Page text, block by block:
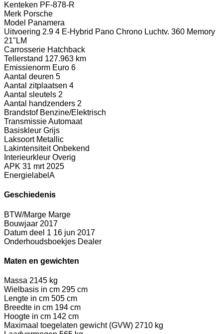
Kenteken PF-878-R
Merk Porsche
Model Panamera
Uitvoering 2.9 4 E-Hybrid Pano Chrono Luchtv. 360 Memory
21"LM
Carrosserie Hatchback
Tellerstand 127.963 km
Emissienorm Euro 6
Aantal deuren 5
Aantal zitplaatsen 4
Aantal sleutels 2
Aantal handzenders 2
Brandstof Benzine/Elektrisch
TransmissieAutomaat
Basiskleur Grijs
Laksoort Metallic
Lakintensiteit Onbekend
Interieurkleur Overig
APK 31 mrt 2025
Energielabel A
Geschiedenis
BTW/Marge Marge
Bouwjaar 2017
Datum deel 1 16 jun 2017
Onderhoudsboekjes Dealer
Maten en gewichten
Massa 2145 kg
Wielbasis in cm 295 cm
Lengte in cm 505 cm
Breedte in cm 194 cm
Hoogte in cm 142 cm
Maximaal toegelaten gewicht (GVW) 2710 kg